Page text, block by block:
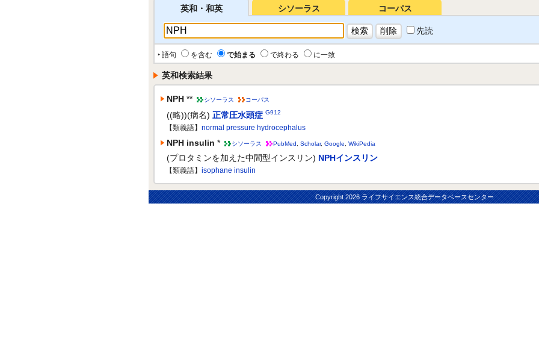
英和・和英 シソーラス コーパス
先読
‣ 語句 を含む で始まる で終わる
に一致
英和検索結果
NPH ** シソーラス コーパス
((略))(病名) 正常圧水頭症 G912
【類義語】 normal pressure hydrocephalus
NPH insulin * シソーラス PubMed Scholar, Google WikiPedia
(プロタミンを加えた中間型インスリン) NPHインスリン
【類義語】 isophane insulin
Copyright2026 ライフサイエンス統合データベースセンター